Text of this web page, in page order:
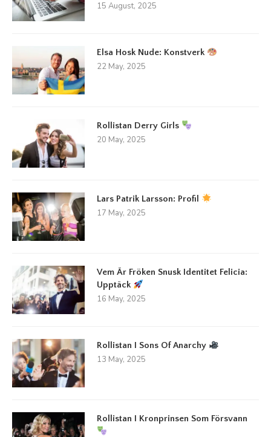
15 August, 2025
Elsa Hosk Nude: Konstverk
22 May, 2025
Rollistan Derry Girls
20 May, 2025
Lars Patrik Larsson: Profil
17 May, 2025
Vem Är Fröken Snusk Identitet Felicia:
Upptäck
16 May, 2025
Rollistan I Sons Of Anarchy
13 May, 2025
Rollistan I Kronprinsen Som Försvann